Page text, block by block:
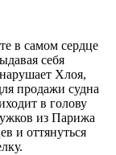
в самом сердце
себя
Хлоя,
продажи судна
в голову
из Парижа
и оттянуться